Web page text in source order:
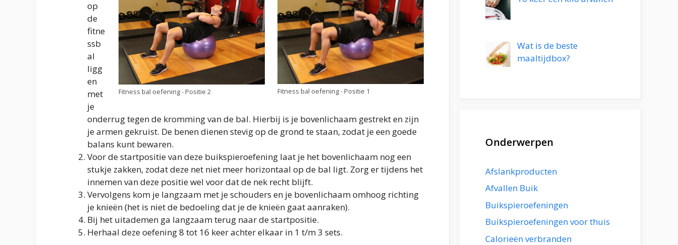
Fitness bal oefening - Positie 1
Fitness bal oefening - Positie 2
op
de
fitne
ssb
al
ligg
en
met
je
onderrug tegen de kromming van de bal. Hierbij is je bovenlichaam gestrekt en zijn
je armen gekruist. De benen dienen stevig op de grond te staan, zodat je een goede
balans kunt bewaren.
Voor de startpositie van deze buikspieroefening laat je het bovenlichaam nog een
stukje zakken, zodat deze net niet meer horizontaal op de bal ligt. Zorg er tijdens het
innemen van deze positie wel voor dat de nek recht blijft.
Vervolgens kom je langzaam met je schouders en je bovenlichaam omhoog richting
je knieën (het is niet de bedoeling dat je de knieën gaat aanraken).
Bij het uitademen ga langzaam terug naar de startpositie.
Herhaal deze oefening 8 tot 16 keer achter elkaar in 1 t/m 3 sets.
Wat is de beste
maaltijdbox?
Onderwerpen
Afslankproducten
Afvallen Buik
Buikspieroefeningen
Buikspieroefeningen voor thuis
Calorieën verbranden